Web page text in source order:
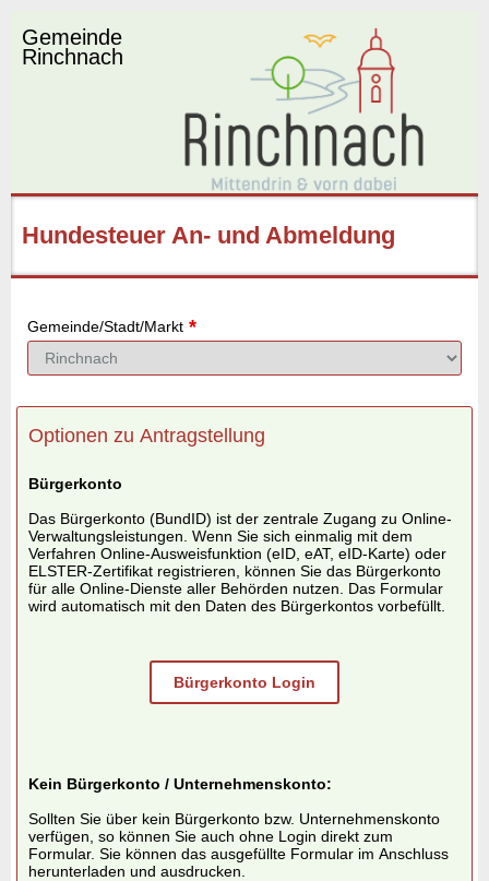
Gemeinde
Rinchnach
Hundesteuer An- und Abmeldung
Gemeinde/Stadt/Markt *
Optionen zu Antragstellung
Bürgerkonto
Das Bürgerkonto (BundID) ist der zentrale Zugang zu Online-
Verwaltungsleistungen. Wenn Sie sich einmalig mit dem
Verfahren Online-Ausweisfunktion (eID, eAT, eID-Karte) oder
ELSTER-Zertifikat registrieren, können Sie das Bürgerkonto
für alle Online-Dienste aller Behörden nutzen. Das Formular
wird automatisch mit den Daten des Bürgerkontos vorbefüllt.
Bürgerkonto Login
Kein Bürgerkonto / Unternehmenskonto:
Sollten Sie über kein Bürgerkonto bzw. Unternehmenskonto
verfügen, so können Sie auch ohne Login direkt zum
Formular. Sie können das ausgefüllte Formular im Anschluss
herunterladen und ausdrucken.